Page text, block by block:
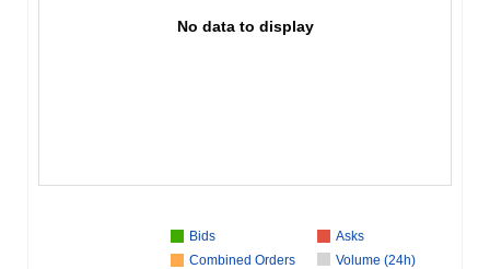
No data to display
Bids
Asks
Combined Orders
Volume (24h)